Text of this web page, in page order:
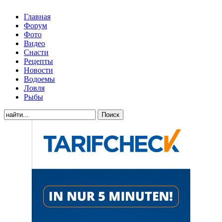
Главная
Форум
Фото
Видео
Снасти
Рецепты
Новости
Водоемы
Ловля
Рыбы